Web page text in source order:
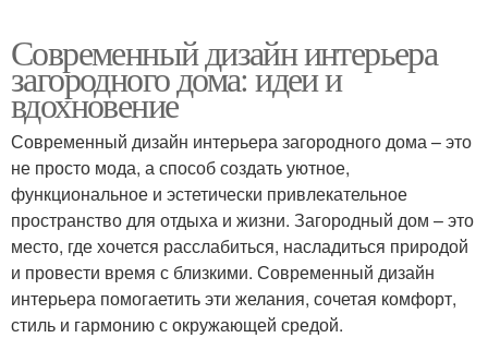
Современный дизайн интерьера
загородного дома: идеи и
вдохновение
Современный дизайн интерьера загородного дома – это
не просто мода, а способ создать уютное,
функциональное и эстетически привлекательное
пространство для отдыха и жизни. Загородный дом – это
место, где хочется расслабиться, насладиться природой
и провести время с близкими. Современный дизайн
интерьера помогаетить эти желания, сочетая комфорт,
стиль и гармонию с окружающей средой.